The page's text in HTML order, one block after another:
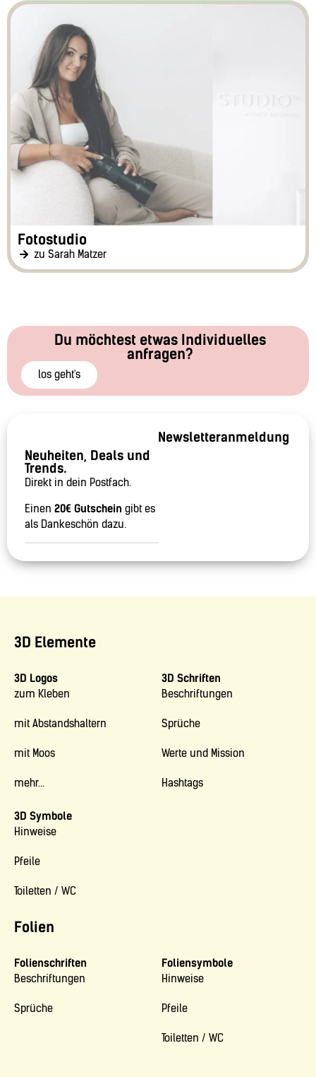
Fotostudio
zu Sarah Matzer
Du möchtest etwas Individuelles
anfragen?
los geht's
Neuheiten, Deals und
Trends.
Direkt in dein Postfach.
Einen 20€ Gutschein gibt es
als Dankeschön dazu.
Newsletteranmeldung
3D Elemente
Folien
3D Logos
zum Kleben
mit Abstandshaltern
mit Moos
mehr...
3D Schriften
Beschriftungen
Sprüche
Werte und Mission
Hashtags
3D Symbole
Hinweise
Pfeile
Toiletten / WC
Folienschriften
Beschriftungen
Sprüche
Foliensymbole
Hinweise
Pfeile
Toiletten / WC